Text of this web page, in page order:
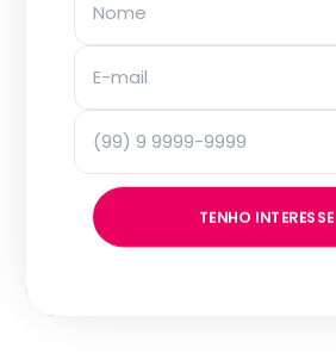
TENHO INTERESSE